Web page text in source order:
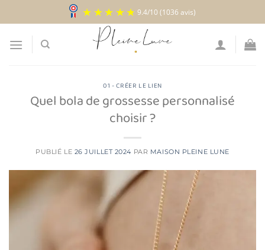
au
contenu
9.4/10(1036 avis)
01 - CRÉER LE LIEN
Quel bola de grossesse personnalisé
choisir ?
PUBLIÉ LE 26 JUILLET 2024 PAR MAISON PLEINE LUNE